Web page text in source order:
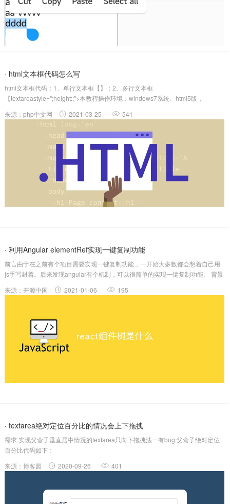
· html文本框代码怎么写
html文本框代码：1、单行文本框【】；2、多行文本框
【textareastyle=";height:;">本教程操作环境：windows7系统、html5版，
文本框是单行的，而文本域可以输入多行，不过文本框也可以通过设...
来源：php中文网 2021-03-25 541
· 利用Angular elementRef实现一键复制功能
前言由于在之前有个项目需要实现一键复制功能，一开始大多数都会想着自己用
js手写封着。后来发现angular有个机制，可以很简单的实现一键复制功能。 背景
(Oneframework.Mobile&desktop.)”，即Angula...
来源：开源中国 2021-01-06 195
· textarea绝对定位百分比的情况会上下拖拽
需求:实现父盒子垂直居中情况的textarea只向下拖拽法一有bug:父盒子绝对定位
百分比代码如下：
来源：博客园 2020-09-26 401